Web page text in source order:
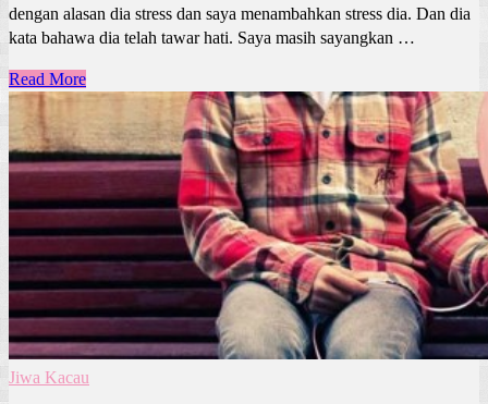
dengan alasan dia stress dan saya menambahkan stress dia. Dan dia
kata bahawa dia telah tawar hati. Saya masih sayangkan …
Read More
Jiwa Kacau